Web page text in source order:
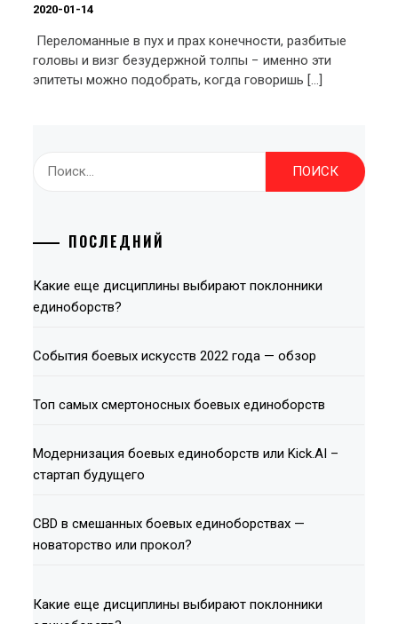
2020-01-14
Переломанные в пух и прах конечности, разбитые
головы и визг безудержной толпы − именно эти
эпитеты можно подобрать, когда говоришь […]
ПОСЛЕДНИЙ
Какие еще дисциплины выбирают поклонники
единоборств?
События боевых искусств 2022 года — обзор
Топ самых смертоносных боевых единоборств
Модернизация боевых единоборств или Kick.AI –
стартап будущего
СВD в смешанных боевых единоборствах —
новаторство или прокол?
Какие еще дисциплины выбирают поклонники